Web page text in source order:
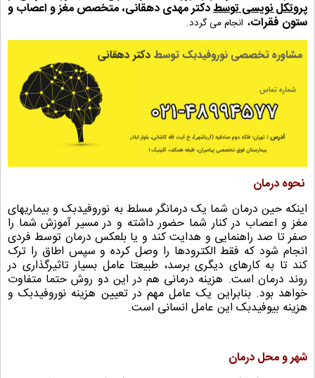
پروتکل نویسی توسطدکتر مهدی دهقانی، متخصص مغز و اعصاب و
ستون فقرات، انجام می گردد.
نحوه درمان
اینکه حین درمان شما یک درمانگر مسلط به نوروفیدبک و بیماریهای
مغز و اعصاب در کنار شما حضور داشته و در مسیر آموزش شما را
صفر تا صد راهنمایی و هدایت کند و یا بلعکس درمان توسط فردی
انجام شود که فقط الکترودها را وصل کرده و سپس اطاق را ترک
کند تا به کارهای دیگری برسد، طبیعتا عامل بسیار تاثیرگذاری در
روند درمان است. هزینه درمانی هم در این دو روش حتما متفاوت
خواهد بود. بنابراین یک عامل مهم در تعیین هزینه نوروفیدبک و
هزینه بیوفیدبک این عامل انسانی است.
شهر و محل درمان